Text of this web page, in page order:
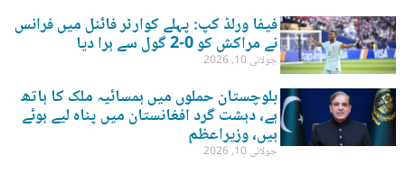
فیفا ورلڈ کپ: پہلے کوارٹر فائنل میں فرانس
نے مراکش کو 0-2 گول سے ہرا دیا
جولائی 10, 2026
بلوچستان حملوں میں ہمسائیہ ملک کا ہاتھ
ہے، دہشت گرد افغانستان میں پناہ لیے ہوئے
ہیں، وزیراعظم
جولائی 10, 2026